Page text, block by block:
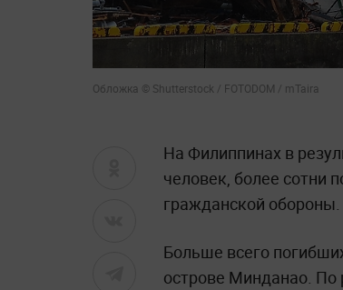
Обложка © Shutterstock / FOTODOM / mTaira
На Филиппинах в
человек, более сотни
гражданской
Больше всего
острове Минданао.